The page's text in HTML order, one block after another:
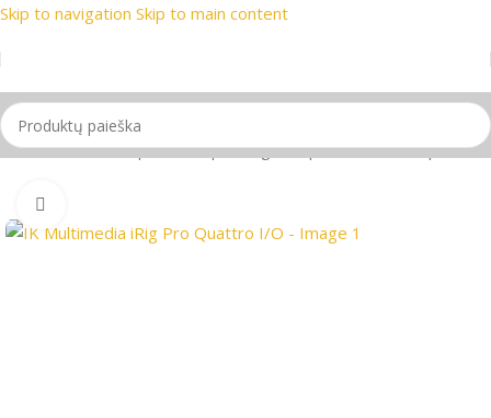
Skip to navigation Skip to main content
📦 Nemokamas
Audio/Garso stiprintuvai, pultai, garso plokštės/Garso plokštės